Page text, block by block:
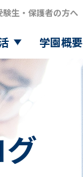
験生・保護者の方へ
学園概要